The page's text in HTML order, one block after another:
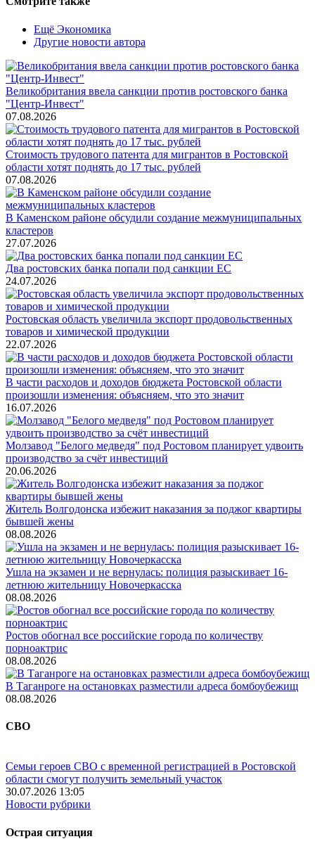
Ещё Экономика
Другие новости автора
Великобритания ввела санкции против ростовского банка
"Центр-Инвест"
07.08.2026
Стоимость трудового патента для мигрантов в Ростовской
области хотят поднять до 17 тыс. рублей
07.08.2026
В Каменском районе обсудили создание межмуниципальных
кластеров
27.07.2026
Два ростовских банка попали под санкции ЕС
24.07.2026
Ростовская область увеличила экспорт продовольственных
товаров и химической продукции
22.07.2026
В части расходов и доходов бюджета Ростовской области
произошли изменения: объясняем, что это значит
16.07.2026
Молзавод "Белого медведя" под Ростовом планирует удвоить
производство за счёт инвестиций
20.06.2026
Житель Волгодонска избежит наказания за поджог квартиры
бывшей жены
08.08.2026
Ушла на экзамен и не вернулась: полиция разыскивает 16-
летнюю жительницу Новочеркасска
08.08.2026
Ростов обогнал все российские города по количеству
порноактрис
08.08.2026
В Таганроге на остановках разместили адреса бомбоубежищ
08.08.2026
СВО
Семьи героев СВО с временной регистрацией в Ростовской
области смогут получить земельный участок
30.07.2026 13:05
Новости рубрики
Острая ситуация